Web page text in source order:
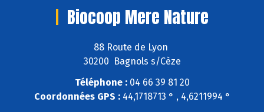
Biocoop Mere Nature
88 Route de Lyon
30200 Bagnols s/Cèze
Téléphone :04 66 39 81 20
Coordonnées GPS :44,1718713 ° , 4,6211994 °